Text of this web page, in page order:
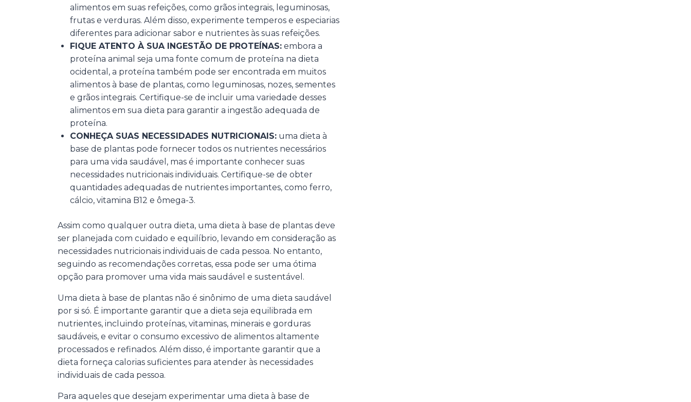
alimentos em suas refeições, como grãos integrais, leguminosas,
frutas e verduras. Além disso, experimente temperos e especiarias
diferentes para adicionar sabor e nutrientes às suas refeições.
FIQUE ATENTO À SUA INGESTÃO DE PROTEÍNAS: embora a
proteína animal seja uma fonte comum de proteína na dieta
ocidental, a proteína também pode ser encontrada em muitos
alimentos à base de plantas, como leguminosas, nozes, sementes
e grãos integrais. Certifique-se de incluir uma variedade desses
alimentos em sua dieta para garantir a ingestão adequada de
proteína.
CONHEÇA SUAS NECESSIDADES NUTRICIONAIS: uma dieta à
base de plantas pode fornecer todos os nutrientes necessários
para uma vida saudável, mas é importante conhecer suas
necessidades nutricionais individuais. Certifique-se de obter
quantidades adequadas de nutrientes importantes, como ferro,
cálcio, vitamina B12 e ômega-3.
Assim como qualquer outra dieta, uma dieta à base de plantas deve
ser planejada com cuidado e equilíbrio, levando em consideração as
necessidades nutricionais individuais de cada pessoa. No entanto,
seguindo as recomendações corretas, essa pode ser uma ótima
opção para promover uma vida mais saudável e sustentável.
Uma dieta à base de plantas não é sinônimo de uma dieta saudável
por si só. É importante garantir que a dieta seja equilibrada em
nutrientes, incluindo proteínas, vitaminas, minerais e gorduras
saudáveis, e evitar o consumo excessivo de alimentos altamente
processados e refinados. Além disso, é importante garantir que a
dieta forneça calorias suficientes para atender às necessidades
individuais de cada pessoa.
Para aqueles que desejam experimentar uma dieta à base de